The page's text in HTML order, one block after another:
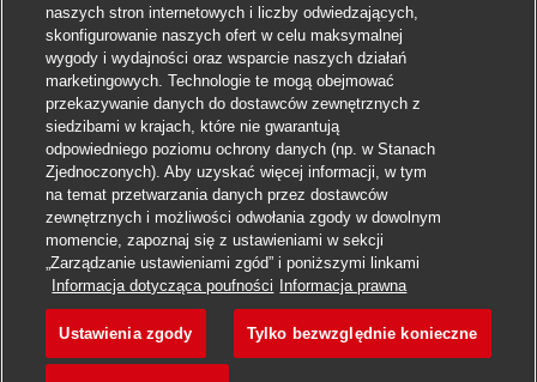
Aplikuj
Obserwuj Ausbildung Fachkraft
naszych stron internetowych i liczby odwiedzających,
skonfigurowanie naszych ofert w celu maksymalnej
wygody i wydajności oraz wsparcie naszych działań
marketingowych. Technologie te mogą obejmować
przekazywanie danych do dostawców zewnętrznych z
siedzibami w krajach, które nie gwarantują
odpowiedniego poziomu ochrony danych (np. w Stanach
Zjednoczonych). Aby uzyskać więcej informacji, w tym
na temat przetwarzania danych przez dostawców
zewnętrznych i możliwości odwołania zgody w dowolnym
momencie, zapoznaj się z ustawieniami w sekcji
„Zarządzanie ustawieniami zgód” i poniższymi linkami
Informacja dotycząca poufności
Informacja prawna
Ustawienia zgody Tylko bezwzględnie konieczne